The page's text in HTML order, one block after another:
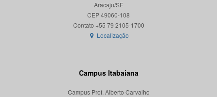
Aracaju/SE
CEP 49060-108
Localização
Campus Itabaiana
Campus Prof. Alberto Carvalho